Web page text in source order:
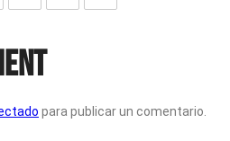
para publicar un comentario.